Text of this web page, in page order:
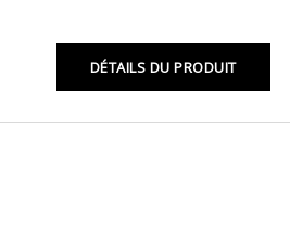
DÉTAILS DU PRODUIT